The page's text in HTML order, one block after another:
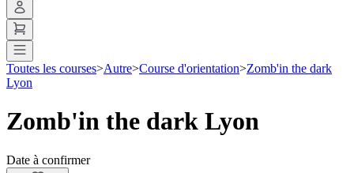
Toutes les courses>Autre>Course d'orientation>Zomb'in the dark
Lyon
Zomb'in the dark Lyon
Date à confirmer